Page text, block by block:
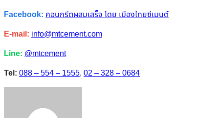
Facebook: คอนกรีตผสมเสร็จ โดย เมืองไทยซีเมนต์
E-mail: info@mtcement.com
Line: @mtcement
Tel: 088 – 554 – 1555, 02 – 328 – 0684